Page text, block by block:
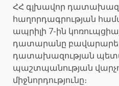
ՀՀ գլխավոր
հաղորդագրության
ապրիլի 7-ին
դատարանը բավարարել
դատախազության
պաշտպանության
միջնորդությունը։